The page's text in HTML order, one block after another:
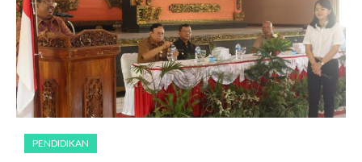
PENDIDIKAN